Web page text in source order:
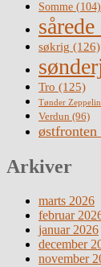
Somme (104)
sårede
søkrig (126)
Tro (125)
Tønder
Verdun (96)
østfronten
Arkiver
marts 2026
februar
januar 2026
december
november